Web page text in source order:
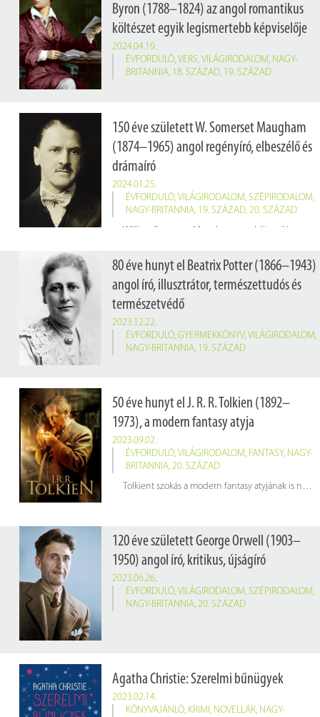
Byron (1788–1824) az angol romantikus
költészet egyik legismertebb képviselője
2024.04.19.
ÉVFORDULÓ, VERS, VILÁGIRODALOM, NAGY-
BRITANNIA, 18. SZÁZAD, 19. SZÁZAD
150 éve született W. Somerset Maugham
(1874–1965) angol regényíró, elbeszélő és
drámaíró
2024.01.25.
ÉVFORDULÓ, VILÁGIRODALOM, SZÉPIRODALOM,
NAGY-BRITANNIA, 19. SZÁZAD, 20. SZÁZAD
80 éve hunyt el Beatrix Potter (1866–1943)
angol író, illusztrátor, természettudós és
természetvédő
2023.12.22.
ÉVFORDULÓ, GYERMEKKÖNYV, VILÁGIRODALOM,
NAGY-BRITANNIA, 19. SZÁZAD
50 éve hunyt el J. R. R. Tolkien (1892–
1973), a modern fantasy atyja
2023.09.02.
ÉVFORDULÓ, VILÁGIRODALOM, FANTASY, NAGY-
BRITANNIA, 20. SZÁZAD
Tolkient szokás a modern fantasy atyjának is nevezni, hiszen műveinek hatása az irodalomra és a popkultúrára a mai napig is érezhető. Munkássága inspirálta többek között J. K. Rowlingot a Harry Potter varázsvilágának megalkotásakor vagy George R. R. Martint a Trónok harca megírásakor.
120 éve született George Orwell (1903–
1950) angol író, kritikus, újságíró
2023.06.26.
ÉVFORDULÓ, VILÁGIRODALOM, SZÉPIRODALOM,
NAGY-BRITANNIA, 20. SZÁZAD
Agatha Christie: Szerelmi bűnügyek
2023.02.14.
KÖNYVAJÁNLÓ, KRIMI, NOVELLÁK, NAGY-